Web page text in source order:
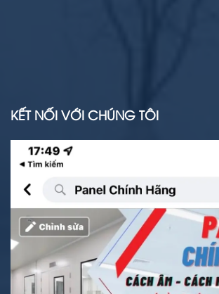
KẾT NỐI VỚI CHÚNG TÔI